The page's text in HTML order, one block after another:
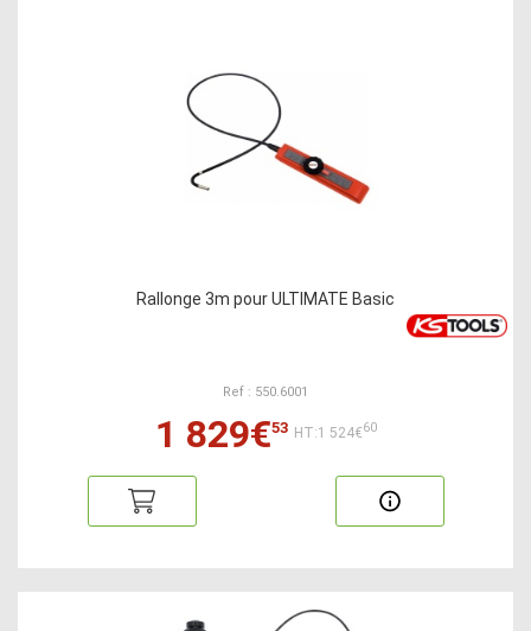
Rallonge 3m pour ULTIMATE Basic
Ref : 550.6001
1 829€53 HT:1 524€60